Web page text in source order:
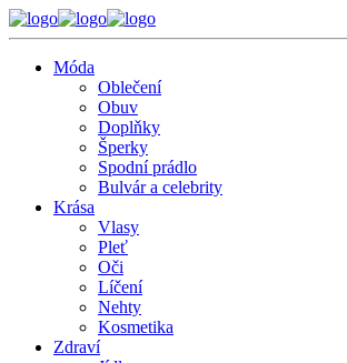
Móda
Oblečení
Obuv
Doplňky
Šperky
Spodní prádlo
Bulvár a celebrity
Krása
Vlasy
Pleť
Oči
Líčení
Nehty
Kosmetika
Zdraví